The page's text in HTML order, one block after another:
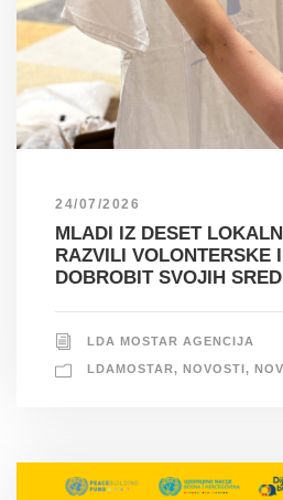
24/07/2026
MLADI IZ DESET
RAZVILI VOLONTERSKE
DOBROBIT SVOJIH
LDA MOSTAR AGENCIJA
LDAMOSTAR, NOVOSTI,